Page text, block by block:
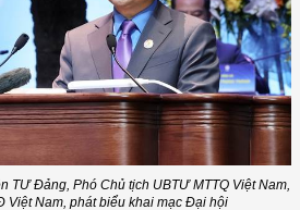
TƯ Đảng, Phó Chủ tịch UBTƯ MTTQ Việt Nam,
Việt Nam, phát biểu khai mạc Đại hội